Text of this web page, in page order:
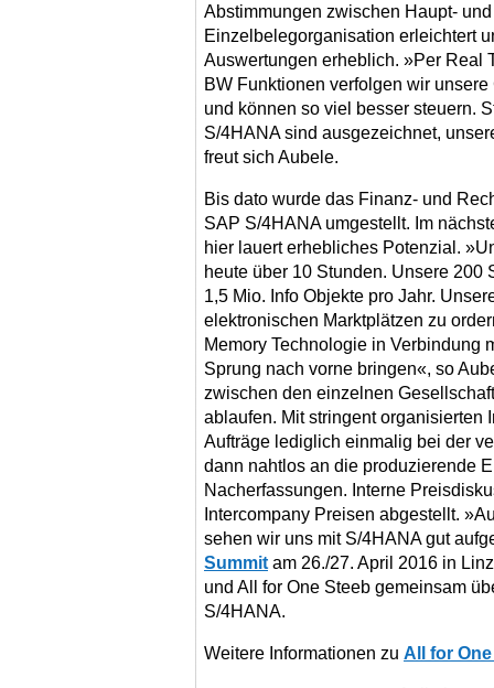
Abstimmungen zwischen Haupt-
Einzelbelegorganisation erleichtert
Auswertungen erheblich. »Per Real
BW Funktionen verfolgen wir
und können so viel besser steuern.
S/4HANA sind ausgezeichnet,
freut sich Aubele.
Bis dato wurde das Finanz- und
SAP S/4HANA umgestellt. Im
hier lauert erhebliches Potenzial.
heute über 10 Stunden. Unsere 200
1,5 Mio. Info Objekte pro Jahr.
elektronischen Marktplätzen zu
Memory Technologie in Verbindung
Sprung nach vorne bringen«, so
zwischen den einzelnen
ablaufen. Mit stringent organisierten
Aufträge lediglich einmalig bei der
dann nahtlos an die produzierende
Nacherfassungen. Interne
Intercompany Preisen abgestellt.
sehen wir uns mit S/4HANA gut
Summit am 26./27. April 2016 in
und All for One Steeb gemeinsam
S/4HANA.
Weitere Informationen zu All for